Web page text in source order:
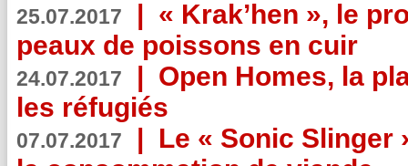
25.07.2017 | « Krak’hen », le
peaux de poissons en cuir
24.07.2017 | Open Homes, la
les réfugiés
07.07.2017 | Le « Sonic Slinger